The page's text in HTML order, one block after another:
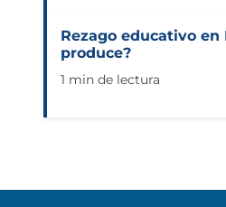
Rezago educativo en
produce?
1 min de lectura